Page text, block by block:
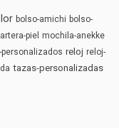
bolso-amichi bolso-
piel mochila-anekke
reloj reloj-
tazas-personalizadas